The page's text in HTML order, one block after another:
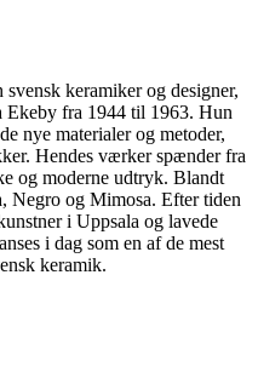
keramiker og designer,
Ekeby fra 1944 til 1963. Hun
nye materialer og metoder,
Hendes værker spænder fra
og moderne udtryk. Blandt
Negro og Mimosa. Efter tiden
i Uppsala og lavede
i dag som en af de mest
keramik.